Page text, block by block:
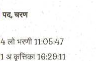
पद, चरण
4 लो भरणी 11:05:47
1 अ कृत्तिका 16:29:11